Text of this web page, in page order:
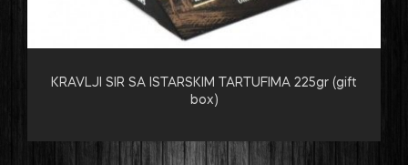
KRAVLJI SIR SA ISTARSKIM TARTUFIMA 225gr (gift
box)